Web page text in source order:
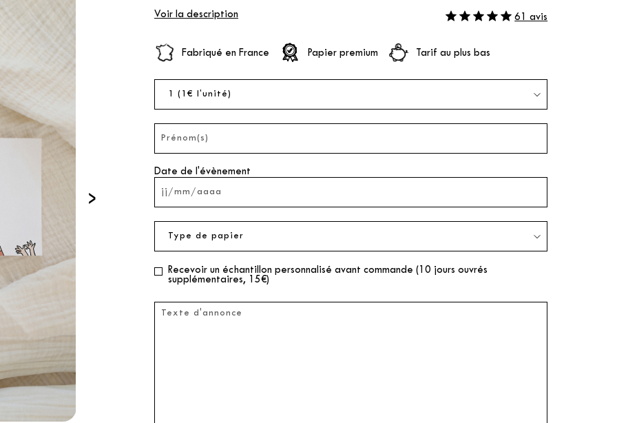
›
Voir la description 61 avis
Fabriqué en France Papier premium Tarif au plus bas
Date de l'évènement
Recevoir un échantillon personnalisé avant commande (10 jours ouvrés
supplémentaires, 15€)